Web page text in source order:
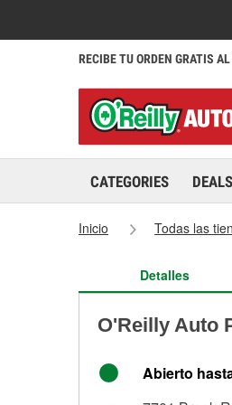
RECIBE TU ORDEN GRATIS
CATEGORIES DEALS
Inicio Todas las
Detalles
O'Reilly Auto
Abierto